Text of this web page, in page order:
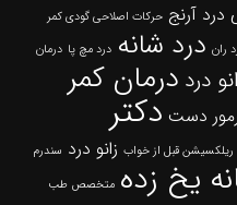
آرنج حرکات اصلاحی گودی کمر
ران درد شانه درد مچ پا درمان
درد درمان کمر
دست دکتر
ریلکسیشن قبل از خواب زانو درد سندرم
یخ زده متخصص طب